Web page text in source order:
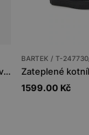
Hnědé dámské kotníkové boty ponožkového typu na širokém podpatku
BARTEK / T-
1599.00 Kč